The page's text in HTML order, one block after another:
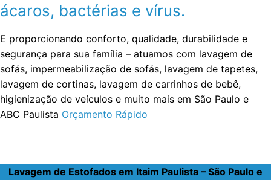
ácaros, bactérias e vírus.
E proporcionando conforto, qualidade, durabilidade e
segurança para sua família – atuamos com lavagem de
sofás, impermeabilização de sofás, lavagem de tapetes,
lavagem de cortinas, lavagem de carrinhos de bebê,
higienização de veículos e muito mais em São Paulo e
ABC Paulista Orçamento Rápido
Lavagem de Estofados em Itaim Paulista – São Paulo e